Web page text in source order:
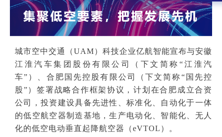
城市空中交通（UAM）科技企业亿航智能宣布与安徽
江淮汽车集团股份有限公司（下文简称“江淮汽
车”）、合肥国先控股有限公司（下文简称“国先控
股”）签署战略合作框架协议，计划在合肥成立合资
公司，投资建设具备先进性、标准化、自动化于一体
的低空航空器制造基地，生产电动化、智能化、无人
化的低空电动垂直起降航空器（eVTOL）。